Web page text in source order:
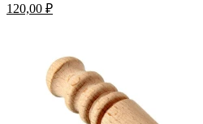
120,00 ₽